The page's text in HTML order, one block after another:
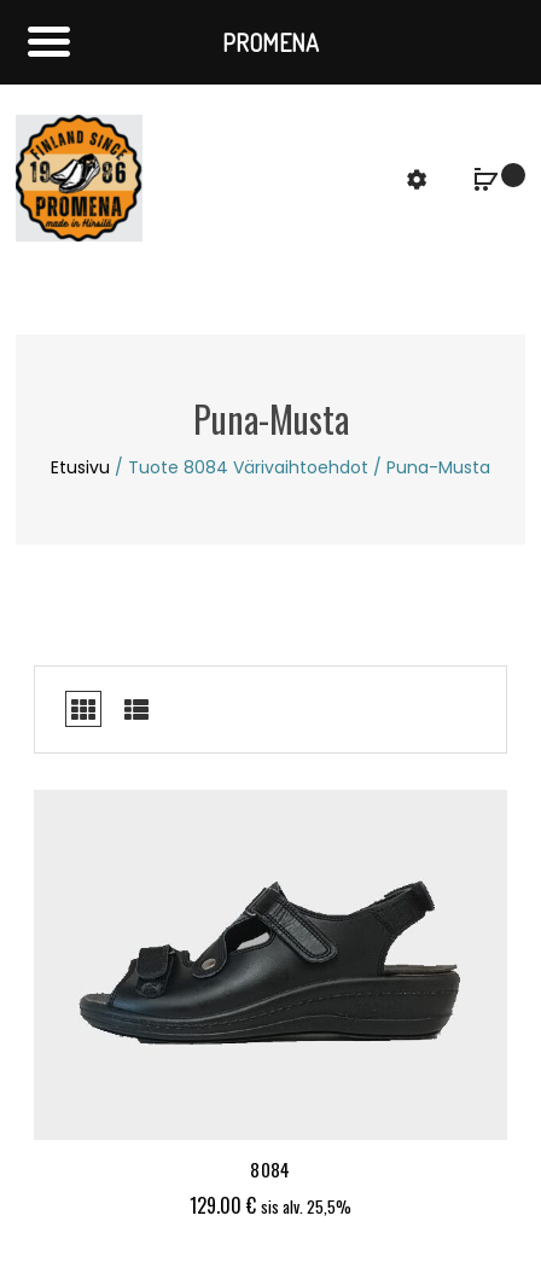
Puna-Musta
Etusivu / Tuote 8084 Värivaihtoehdot / Puna-Musta
8084
129.00 € sis alv. 25,5%
PROMENA